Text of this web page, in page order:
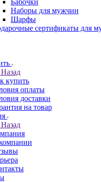
Бабочки
Наборы для мужчин
Шарфы
сертификаты для
Назад
купить
оплаты
доставки
на товар
Назад